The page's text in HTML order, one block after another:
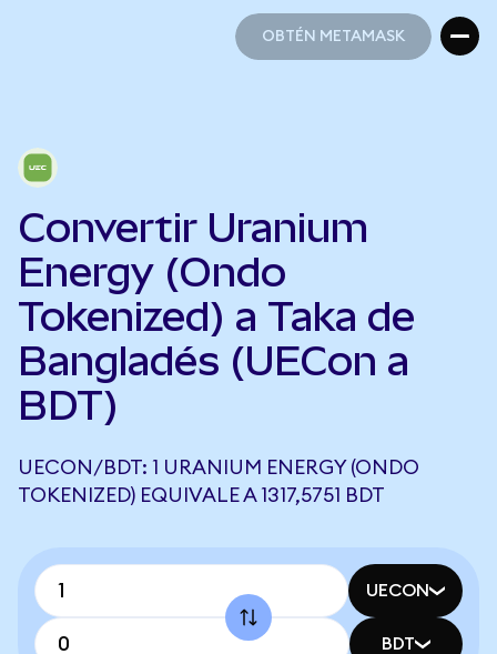
OBTÉN METAMASK
Convertir Uranium
Energy (Ondo
Tokenized) a Taka de
Bangladés (UECon a
BDT)
UECON/BDT: 1 URANIUM ENERGY (ONDO
TOKENIZED) EQUIVALE A 1317,5751 BDT
UECON
BDT